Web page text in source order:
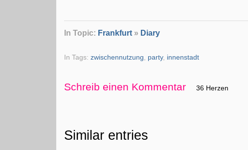
In Topic: Frankfurt » Diary
In Tags:zwischennutzung party, innenstadt
Schreib einen Kommentar 36 Herzen
Similar entries